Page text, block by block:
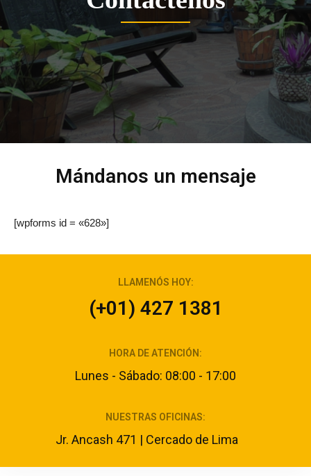
Mándanos un mensaje
[wpforms id = «628»]
LLAMENÓS HOY:
(+01) 427 1381
HORA DE ATENCIÓN:
Lunes - Sábado: 08:00 - 17:00
NUESTRAS OFICINAS:
Jr. Ancash 471 | Cercado de Lima